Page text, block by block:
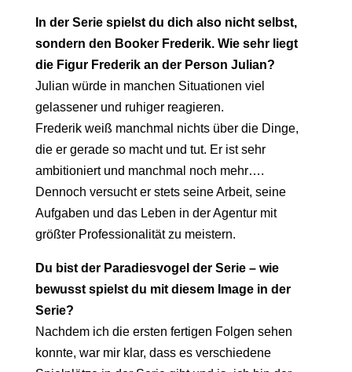
In der Serie spielst du dich also nicht selbst,
sondern den Booker Frederik. Wie sehr liegt
die Figur Frederik an der Person Julian?
Julian würde in manchen Situationen viel
gelassener und ruhiger reagieren.
Frederik weiß manchmal nichts über die Dinge,
die er gerade so macht und tut. Er ist sehr
ambitioniert und manchmal noch mehr….
Dennoch versucht er stets seine Arbeit, seine
Aufgaben und das Leben in der Agentur mit
größter Professionalität zu meistern.
Du bist der Paradiesvogel der Serie – wie
bewusst spielst du mit diesem Image in der
Serie?
Nachdem ich die ersten fertigen Folgen sehen
konnte, war mir klar, dass es verschiedene